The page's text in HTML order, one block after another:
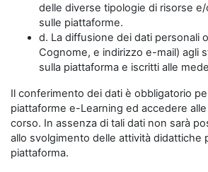
delle diverse tipologie di risorse
sulle piattaforme.
d. La diffusione dei dati personali
Cognome, e indirizzo e-mail) agli
sulla piattaforma e iscritti alle
Il conferimento dei dati è obbligatorio
piattaforme e-Learning ed accedere
corso. In assenza di tali dati non sarà
allo svolgimento delle attività didattiche
piattaforma.